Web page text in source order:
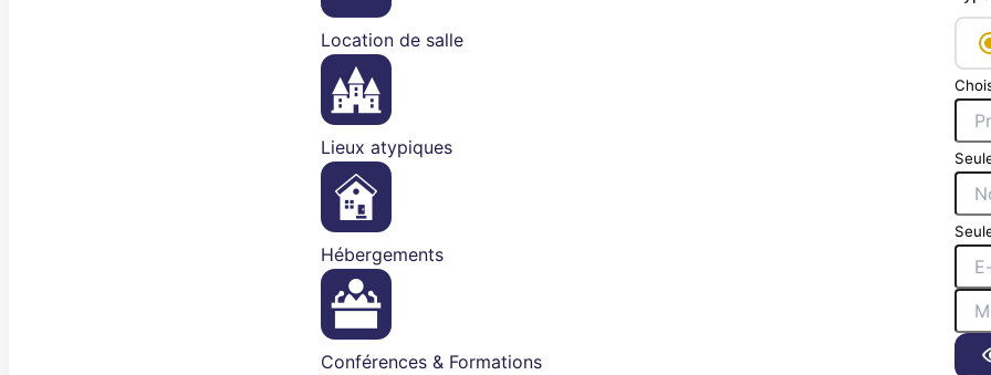
Location de salle
Lieux atypiques
Hébergements
Conférences & Formations